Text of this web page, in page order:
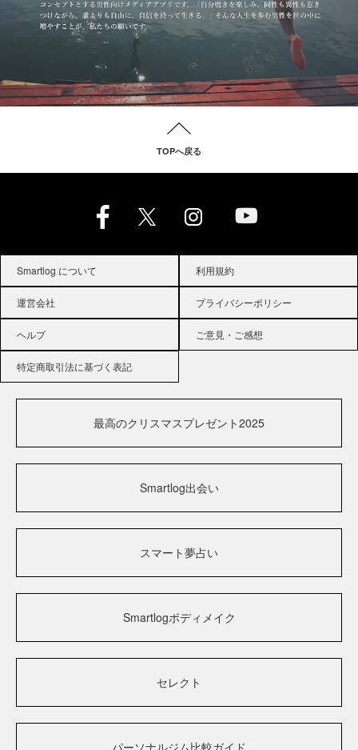
TOPへ戻る
Smartlog について 利用規約
運営会社 プライバシーポリシー
ヘルプ ご意見・ご感想
特定商取引法に基づく表記
最高のクリスマスプレゼント2025
Smartlog出会い
スマート夢占い
Smartlogボディメイク
セレクト